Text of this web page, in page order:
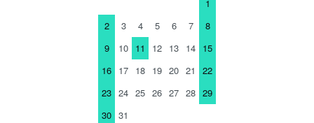
1
2
3 4 5 6 7
8
9
10 11 12 13 14 15
16 17 18 19 20 21
22
23 24 25 26 27 28 29
30 31